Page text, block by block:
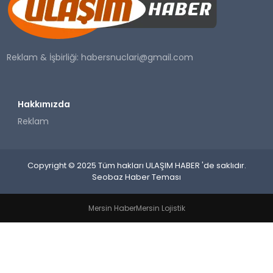
SAĞLIK
YAŞAM
Reklam & İşbirliği:habersnuclari@gmail.com
Hakkımızda
Reklam
Copyright © 2025 Tüm hakları ULAŞIM HABER 'de saklıdır.
Seobaz Haber Teması
Mersin HaberMersin Lojistik